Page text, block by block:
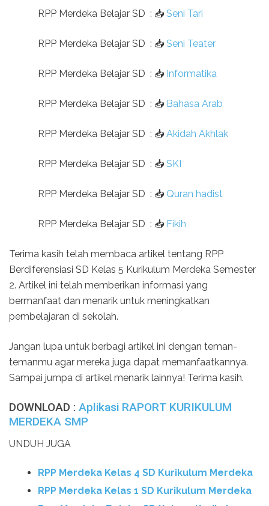
RPP Merdeka Belajar SD : 📥 Seni Tari
RPP Merdeka Belajar SD : 📥 Seni Teater
RPP Merdeka Belajar SD : 📥 Informatika
RPP Merdeka Belajar SD : 📥 Bahasa Arab
RPP Merdeka Belajar SD : 📥 Akidah Akhlak
RPP Merdeka Belajar SD : 📥 SKI
RPP Merdeka Belajar SD : 📥 Quran hadist
RPP Merdeka Belajar SD : 📥 Fikih
Terima kasih telah membaca artikel tentang RPP
Berdiferensiasi SD Kelas 5 Kurikulum Merdeka Semester
2. Artikel ini telah memberikan informasi yang
bermanfaat dan menarik untuk meningkatkan
pembelajaran di sekolah.
Jangan lupa untuk berbagi artikel ini dengan teman-
temanmu agar mereka juga dapat memanfaatkannya.
Sampai jumpa di artikel menarik lainnya! Terima kasih.
DOWNLOAD : Aplikasi RAPORT KURIKULUM
MERDEKA SMP
UNDUH JUGA
RPP Merdeka Kelas 4 SD Kurikulum Merdeka
RPP Merdeka Kelas 1 SD Kurikulum Merdeka